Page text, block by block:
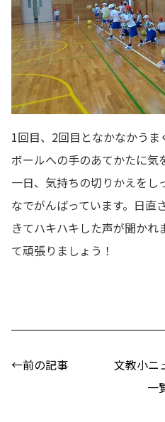
1回目、2回目となかなかうま
ボールへの手のあてかたに気
一日、気持ちの切りかえをし
なでがんばっています。日直
きてハキハキした声が聞かれ
て頑張りましょう！
←前の記事
文教小ニ
一